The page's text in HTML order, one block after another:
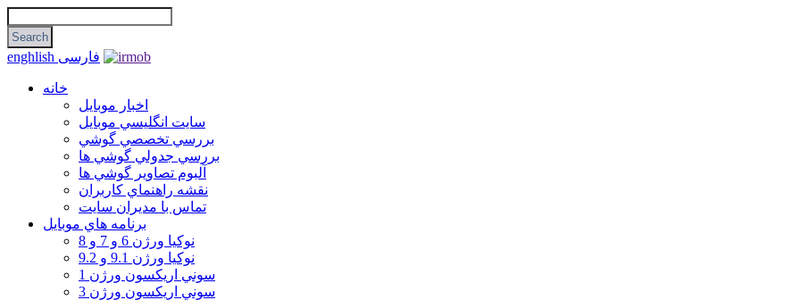
enghlish فارسی
خانه
اخبار موبایل
سايت انگليسي موبايل
بررسي تخصصي گوشي
بررسي جدولي گوشي ها
آلبوم تصاوير گوشي ها
نقشه راهنماي كاربران
تماس با مديران سايت
برنامه هاي موبايل
نوکیا ورژن 6 و 7 و 8
نوکیا ورژن 9.1 و 9.2
سوني اريكسون ورژن 1
سوني اريكسون ورژن 3